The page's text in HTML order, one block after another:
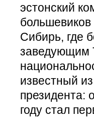
эстонский
Сибирь, где
заведующим
известный
президента:
году стал